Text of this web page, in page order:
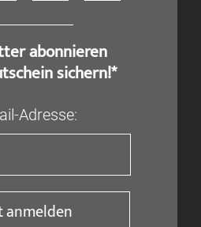
abonnieren
sichern!*
Adresse:
anmelden